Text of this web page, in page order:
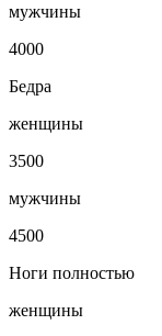
мужчины
4000
Бедра
женщины
3500
мужчины
4500
Ноги полностью
женщины